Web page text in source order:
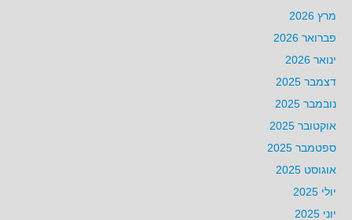
מרץ 2026
פברואר 2026
ינואר 2026
דצמבר 2025
נובמבר 2025
אוקטובר 2025
ספטמבר 2025
אוגוסט 2025
יולי 2025
יוני 2025